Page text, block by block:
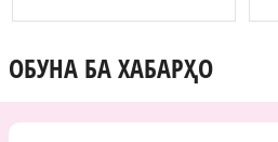
ОБУНА БА ХАБАРҲО